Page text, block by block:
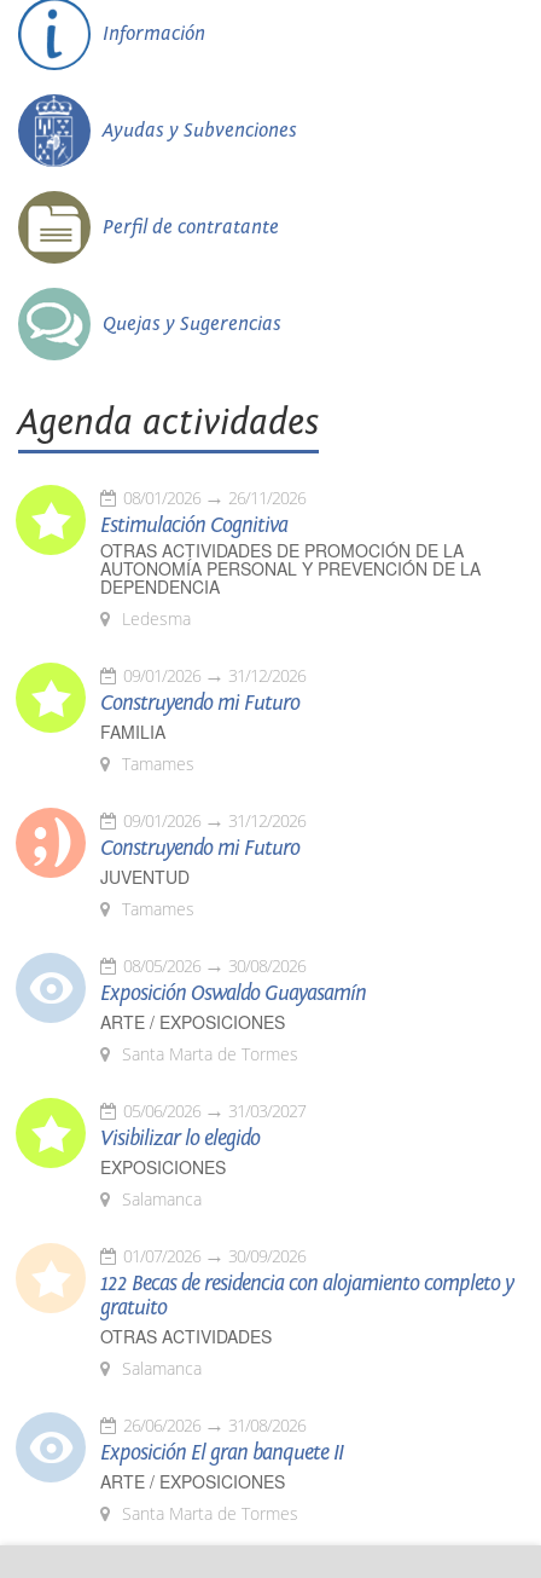
Información
Ayudas y Subvenciones
Perfil de contratante
Quejas y Sugerencias
Agenda actividades
08/01/2026 26/11/2026
Estimulación Cognitiva
OTRAS ACTIVIDADES DE PROMOCIÓN DE LA
AUTONOMÍA PERSONAL Y PREVENCIÓN DE LA
DEPENDENCIA
Ledesma
09/01/2026 31/12/2026
Construyendo mi Futuro
FAMILIA
Tamames
09/01/2026 31/12/2026
Construyendo mi Futuro
JUVENTUD
Tamames
08/05/2026 30/08/2026
Exposición Oswaldo Guayasamín
ARTE / EXPOSICIONES
Santa Marta de Tormes
05/06/2026 31/03/2027
Visibilizar lo elegido
EXPOSICIONES
Salamanca
01/07/2026 30/09/2026
122 Becas de residencia con alojamiento completo y
gratuito
OTRAS ACTIVIDADES
Salamanca
26/06/2026 31/08/2026
Exposición El gran banquete II
ARTE / EXPOSICIONES
Santa Marta de Tormes